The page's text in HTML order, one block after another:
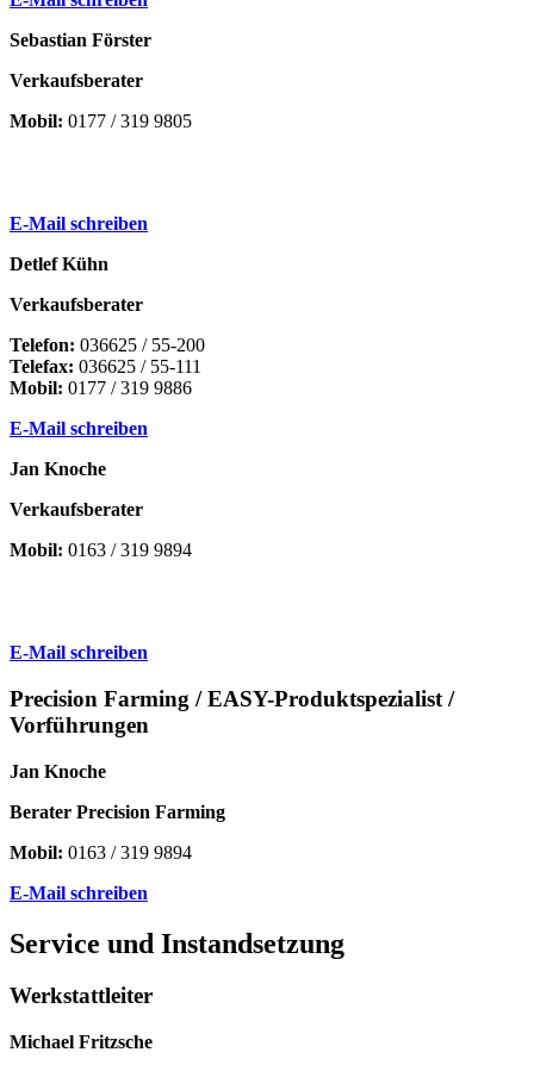
Sebastian Förster
Verkaufsberater
Mobil: 0177 / 319 9805
E-Mail schreiben
Detlef Kühn
Verkaufsberater
Telefon: 036625 / 55-200
Telefax: 036625 / 55-111
Mobil: 0177 / 319 9886
E-Mail schreiben
Jan Knoche
Verkaufsberater
Mobil: 0163 / 319 9894
E-Mail schreiben
Precision Farming / EASY-Produktspezialist /
Vorführungen
Jan Knoche
Berater Precision Farming
Mobil: 0163 / 319 9894
E-Mail schreiben
Service und Instandsetzung
Werkstattleiter
Michael Fritzsche